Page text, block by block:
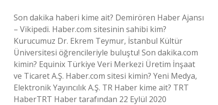
Son dakika haberi kime ait? Demirören Haber Ajansı
– Vikipedi. Haber.com sitesinin sahibi kim?
Kurucumuz Dr. Ekrem Teymur, İstanbul Kültür
Üniversitesi öğrencileriyle buluştu! Son dakika.com
kimin? Equinix Türkiye Veri Merkezi Üretim İnşaat
ve Ticaret A.Ş. Haber.com sitesi kimin? Yeni Medya,
Elektronik Yayıncılık A.Ş. TR Haber kime ait? TRT
HaberTRT Haber tarafından 22 Eylül 2020